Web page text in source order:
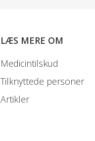
LÆS MERE OM
Medicintilskud
Tilknyttede personer
Artikler